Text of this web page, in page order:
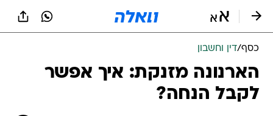
כסף/דין וחשבון
הארנונה מזנקת: איך אפשר
לקבל הנחה?